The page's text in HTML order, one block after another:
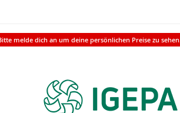
melde dich an um deine persönlichen Preise zu sehen.